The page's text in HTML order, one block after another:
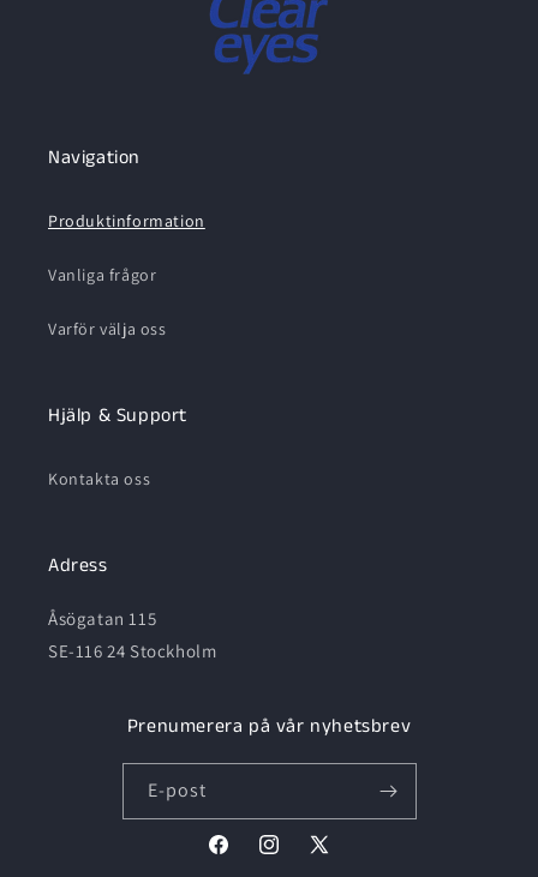
Navigation
Produktinformation
Vanliga frågor
Varför välja oss
Hjälp & Support
Kontakta oss
Adress
Åsögatan 115
SE-116 24 Stockholm
Prenumerera på vår nyhetsbrev
E-post
FacebookInstagram
X